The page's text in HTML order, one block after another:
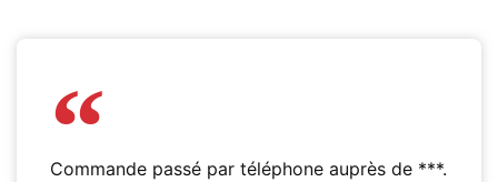
Commande passé par téléphone auprès de ***.